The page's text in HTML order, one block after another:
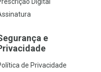
e
de Privacidade